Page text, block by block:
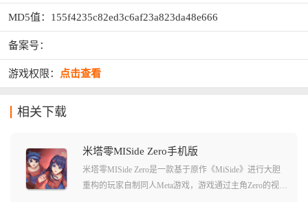
MD5值：155f4235c82ed3c6af23a823da48e666
备案号：
游戏权限： 点击查看
相关下载
米塔零MISide Zero手机版
米塔零MISide Zero是一款基于原作《MiSide》进行大胆
重构的玩家自制同人Meta游戏，游戏通过主角Zero的视